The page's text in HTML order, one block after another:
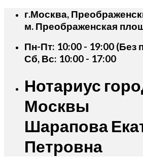
Skip
content
г.Москва,
м. Преображенская
Пн-Пт: 10:00 - 19:00 (Без
Сб, Вс: 10:00 - 17:00
Нотариус
Москвы
Шарапова
Петровна